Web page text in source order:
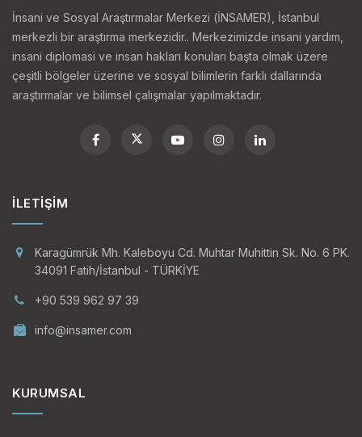
İnsani ve Sosyal Araştırmalar Merkezi (İNSAMER), İstanbul
merkezli bir araştırma merkezidir.. Merkezimizde insani yardım,
insani diplomasi ve insan hakları konuları başta olmak üzere
çeşitli bölgeler üzerine ve sosyal bilimlerin farklı dallarında
araştırmalar ve bilimsel çalışmalar yapılmaktadır.
İLETIŞIM
Karagümrük Mh. Kaleboyu Cd. Muhtar Muhittin Sk. No. 6 PK.
34091 Fatih/İstanbul - TÜRKİYE
+90 539 962 97 39
info@insamer.com
KURUMSAL